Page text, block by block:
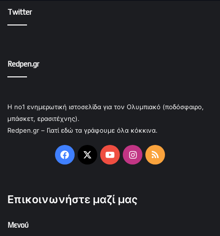
Twitter
Redpen.gr
Η no1 ενημερωτική ιστοσελίδα για τον Ολυμπιακό (ποδόσφαιρο,
μπάσκετ, ερασιτέχνης).
Redpen.gr – Γιατί εδώ τα γράφουμε όλα κόκκινα.
Facebook
X YouTubeInstagram
RSS
Επικοινωνήστε μαζί μας
Μενού